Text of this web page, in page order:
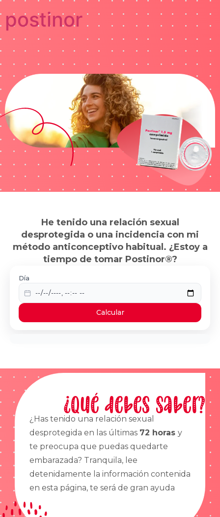
postinor
He tenido una relación sexual
desprotegida o una incidencia con mi
método anticonceptivo habitual. ¿Estoy a
tiempo de tomar Postinor®?
Día
Calcular
¿Qué debes saber?
¿Has tenido una relación sexual
desprotegida en las últimas 72 horas y
te preocupa que puedas quedarte
embarazada? Tranquila, lee
detenidamente la información contenida
en esta página, te será de gran ayuda